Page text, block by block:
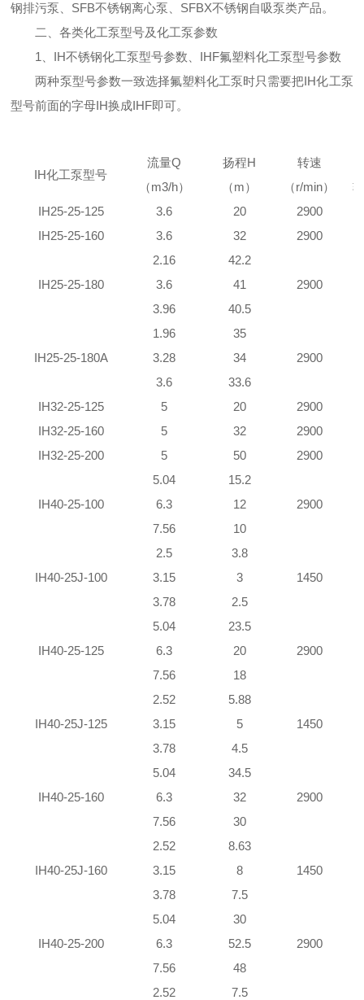
钢排污泵、SFB不锈钢离心泵、SFBX不锈钢自吸泵类产品。
二、各类化工泵型号及化工泵参数
1、IH不锈钢化工泵型号参数、IHF氟塑料化工泵型号参数
两种泵型号参数一致选择氟塑料化工泵时只需要把IH化工泵
型号前面的字母IH换成IHF即可。
IH化工泵型号
流量Q 扬程H
转速
（m3/h）
（m） （r/min）
IH25-25-125
3.6 20 2900
IH25-25-160
3.6 32 2900
IH25-25-180
2.16
3.6
3.96
42.2
41
40.5
2900
IH25-25-180A
1.96
3.28
3.6
35
34
33.6
2900
IH32-25-125
5 20 2900
IH32-25-160
5 32 2900
IH32-25-200
5 50 2900
IH40-25-100
5.04
6.3
7.56
15.2
12
10
2900
IH40-25J-100
2.5
3.15
3.78
3.8
3
2.5
1450
IH40-25-125
5.04
6.3
7.56
23.5
20
18
2900
IH40-25J-125
2.52
3.15
3.78
5.88
5
4.5
1450
IH40-25-160
5.04
6.3
7.56
34.5
32
30
2900
IH40-25J-160
2.52
3.15
3.78
8.63
8
7.5
1450
IH40-25-200
5.04
6.3
7.56
30
52.5
48
2900
2.52
7.5